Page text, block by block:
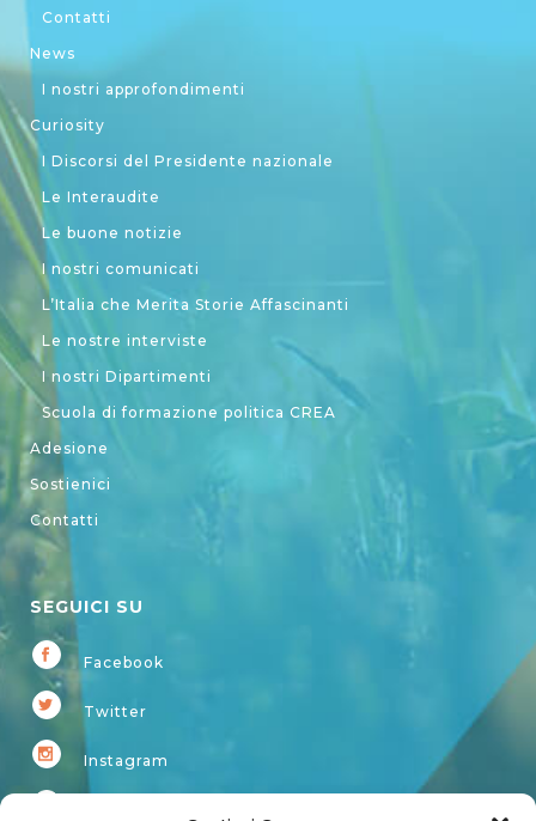
Contatti
News
I nostri approfondimenti
Curiosity
I Discorsi del Presidente nazionale
Le Interaudite
Le buone notizie
I nostri comunicati
L’Italia che Merita Storie Affascinanti
Le nostre interviste
I nostri Dipartimenti
Scuola di formazione politica CREA
Adesione
Sostienici
Contatti
SEGUICI SU
Facebook
Twitter
Instagram